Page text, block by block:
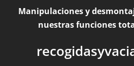
Manipulaciones y
nuestras funciones